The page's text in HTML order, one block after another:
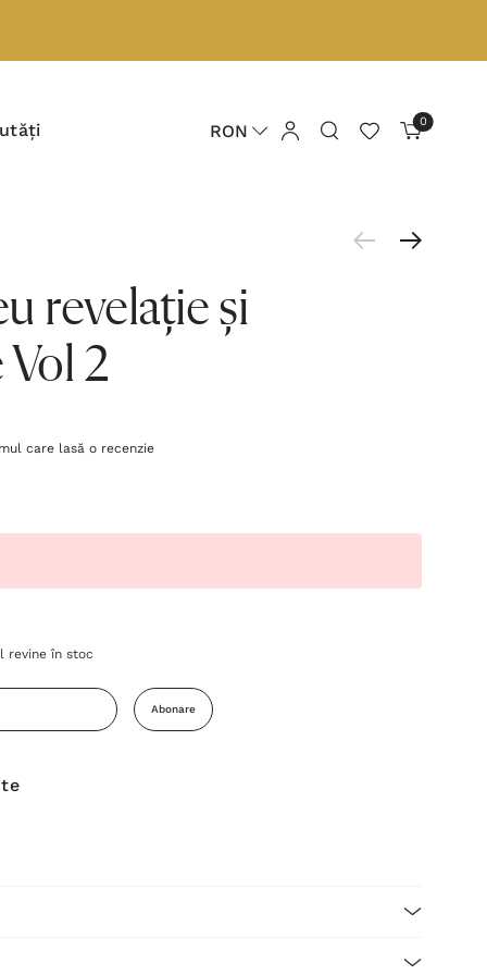
RON 0
revelație și
2
care lasă o recenzie
revine în stoc
Abonare